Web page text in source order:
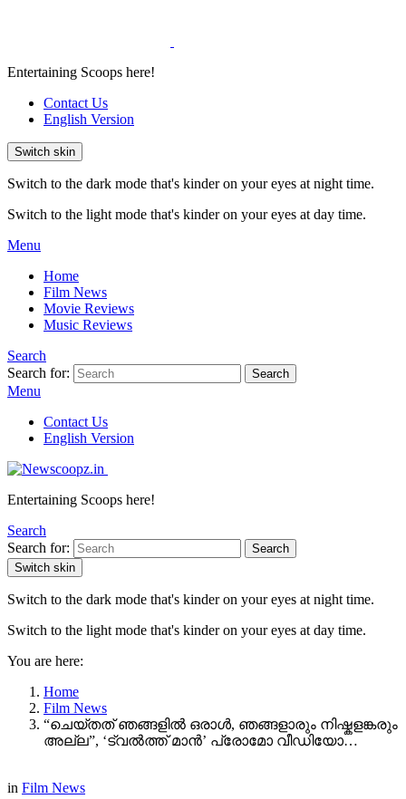
Entertaining Scoops here!
Contact Us
English Version
Switch skin
Switch to the dark mode that's kinder on your eyes at night time.
Switch to the light mode that's kinder on your eyes at day time.
Menu
Home
Film News
Movie Reviews
Music Reviews
Search
Search for:
Search
Menu
Contact Us
English Version
Entertaining Scoops here!
Search
Search for:
Search
Switch skin
Switch to the dark mode that's kinder on your eyes at night time.
Switch to the light mode that's kinder on your eyes at day time.
You are here:
Home
Film News
“ചെയ്തത് ഞങ്ങളിൽ ഒരാൾ, ഞങ്ങളാരും നിഷ്കളങ്കരും
അല്ല”, ‘ട്വൽത്ത് മാൻ’ പ്രോമോ വീഡിയോ…
in Film News